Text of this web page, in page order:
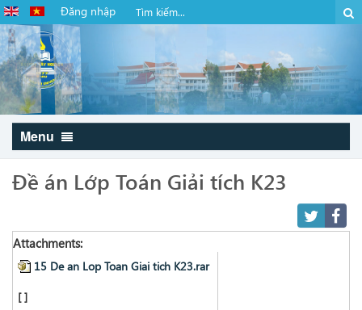
Đăng nhập
Menu
Đề án Lớp Toán Giải tích K23
Attachments:
15 De an Lop Toan Giai tich K23.rar
[ ]